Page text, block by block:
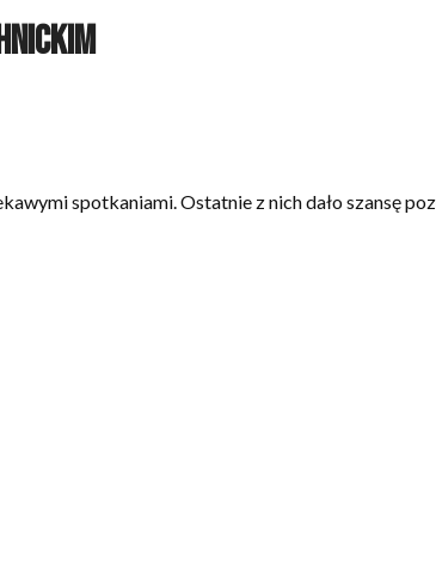
spotkaniami. Ostatnie z nich dało szansę